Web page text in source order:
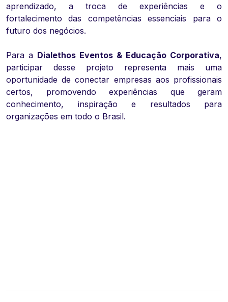
aprendizado, a troca de experiências e o
fortalecimento das competências essenciais para o
futuro dos negócios.
Para a Dialethos Eventos & Educação Corporativa,
participar desse projeto representa mais uma
oportunidade de conectar empresas aos profissionais
certos, promovendo experiências que geram
conhecimento, inspiração e resultados para
organizações em todo o Brasil.